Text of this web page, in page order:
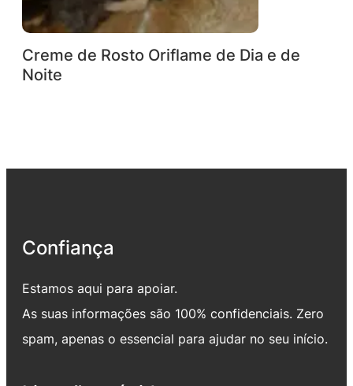
Creme de Rosto Oriflame de Dia e de
Noite
Confiança
Estamos aqui para apoiar.
As suas informações são 100% confidenciais. Zero
spam, apenas o essencial para ajudar no seu início.